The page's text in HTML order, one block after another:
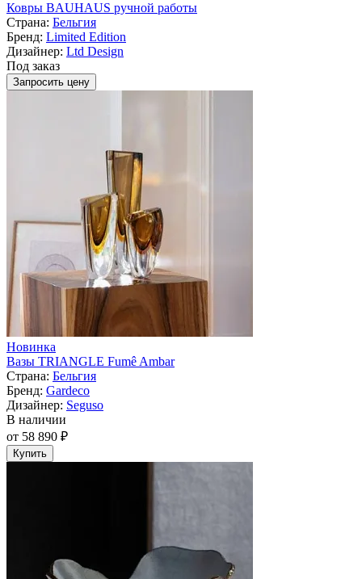
Ковры BAUHAUS ручной работы
Страна: Бельгия
Бренд: Limited Edition
Дизайнер: Ltd Design
Под заказ
Запросить цену
Новинка
Вазы TRIANGLE Fumê Ambar
Страна: Бельгия
Бренд: Gardeco
Дизайнер: Seguso
В наличии
от 58 890 ₽
Купить